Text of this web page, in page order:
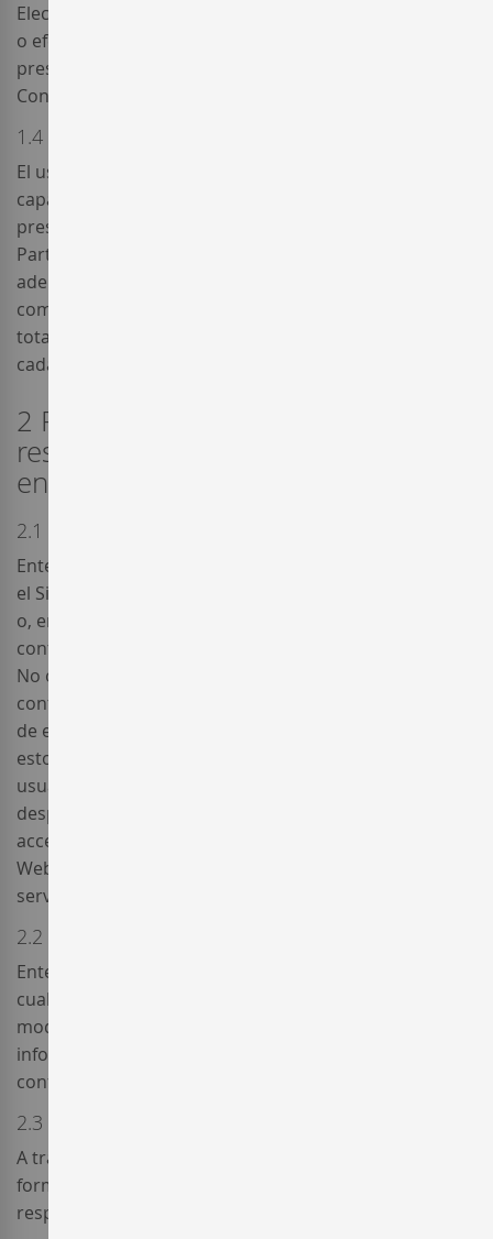
Electrónica, debiendo abstenerse de utilizarla con fines
o efectos ilícitos o contrarios a lo establecido en las
presentes Condiciones Generales y en cualesquiera
Condiciones Particulares.
1.4 Utilización del Sitio Web. Mayoría de edad
El usuario declara ser mayor de edad y disponer de la
capacidad jurídica suficiente para vincularse por las
presentes Condiciones Generales, y a las Condiciones
Particulares cuando corresponda, y se compromete
además a hacer un uso diligente del Sitio Web, así
como de la información contenida en el mismo, con
total sujeción a la normativa que sea de aplicación en
cada caso.
2 Responsabilidad de Enterwine
respecto a la información contenida
en el Sitio Web
2.1 Funcionamiento del Sitio Web
Enterwine hace sus mejores esfuerzos para mantener
el Sitio Web en buen funcionamiento, evitando errores
o, en su caso, reparándolos, y manteniendo los
contenidos del Sitio Web debidamente actualizados.
No obstante, Enterwine no garantiza la disponibilidad y
continuidad en el acceso al Sitio Web ni la inexistencia
de errores en sus contenidos, así como tampoco que
estos últimos sean oportunamente actualizados. El
usuario acepta lo anterior y se compromete a
desplegar la máxima diligencia y prudencia cuando
acceda y disfrute de la navegación a través delSitio
Web o disfrute de los contenidos, información y
servicios disponibles en el mismo.
2.2 Modificaciones en la información del Sitio Web
Enterwine se reserva la facultad de efectuar, en
cualquier momento y sin necesidad de previo aviso,
modificaciones, supresiones o actualizaciones sobre la
información contenida en el Sitio Web, su
configuración o presentación.
2.3 Opiniones de otros Usuarios
A través de este servicio, el Usuario podrá consultar de
forma gratuita las opiniones de otros Usuarios
respecto a los vinos, bodegas o servicios de Enterwine.